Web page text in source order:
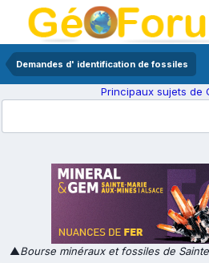
Demandes d' identification de fossiles
Principaux sujets de
▲Bourse minéraux et fossiles de